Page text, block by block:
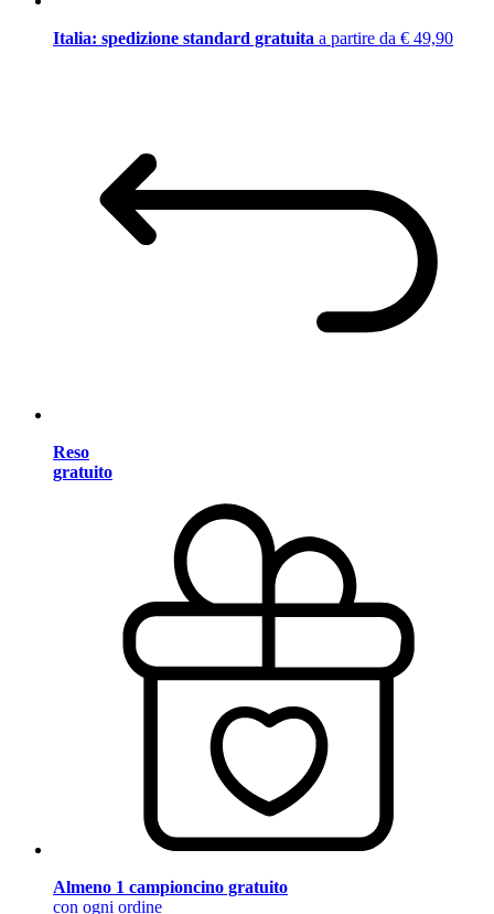
Italia: spedizione standard gratuita a partire da € 49,90
Reso
gratuito
Almeno 1 campioncino gratuito
con ogni ordine